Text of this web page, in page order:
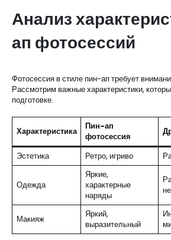
Анализ
ап фотосессий
Фотосессия в стиле пин-ап требует
Рассмотрим важные характеристики,
подготовке.
Характеристика
Пин-ап
фотосессия
Эстетика Ретро, игриво
Одежда
Яркие,
характерные
наряды
Макияж
Яркий,
выразительный